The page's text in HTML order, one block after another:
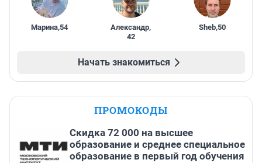
Марина,54 Александр,
42
Sheb,50
Начать знакомиться
ПРОМОКОДЫ
Скидка 72 000 на высшее
образование и среднее специальное
образование в первый год обучения